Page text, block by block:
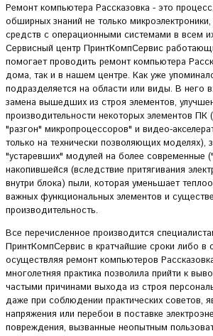
Ремонт компьютера Рассказовка - это
обширных знаний не только
средств с операционными системами в всем
Сервисный центр ПринтКомпСервис
помогает проводить ремонт компьютера
дома, так и в нашем центре. Как уже
подразделяется на области или виды. В него
замена вышедших из строя элементов,
производительности некоторых элементов ПК
"разгон" микропроцессоров" и видео-
только на технически позволяющих моделях),
"устаревших" модулей на более современные
накопившейся (вследствие притягивания
внутри блока) пыли, которая уменьшает
важных функциональных элементов и
производительность.
Все перечисленное производится
ПринтКомпСервис в кратчайшие сроки либо в
осуществляя ремонт компьютеров
многолетняя практика позволила прийти к
частыми причинами выхода из строя
даже при соблюдении практических советов,
напряжения или перебои в поставке
повреждения, вызванные неопытным